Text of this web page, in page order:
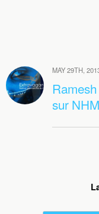
MAY 29TH,
sur